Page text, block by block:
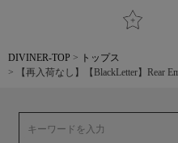
DIVINER-TOP
トップス
【再入荷なし】【BlackLetter】Rear